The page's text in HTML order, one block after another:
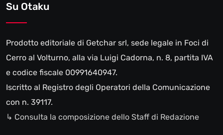
Su Otaku
Prodotto editoriale di Getchar srl, sede legale in Foci di
Cerro al Volturno, alla via Luigi Cadorna, n. 8, partita IVA
e codice fiscale 00991640947.
Iscritto al Registro degli Operatori della Comunicazione
con n. 39117.
↳ Consulta la composizione dello Staff di Redazione